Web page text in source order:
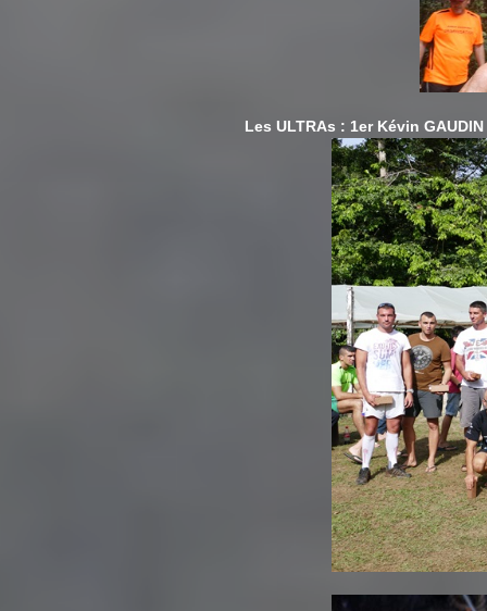
Les ULTRAs : 1er Kévin